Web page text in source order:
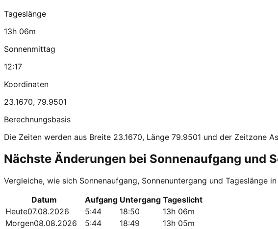
Tageslänge
13h 06m
Sonnenmittag
12:17
Koordinaten
23.1670, 79.9501
Berechnungsbasis
Die Zeiten werden aus Breite 23.1670, Länge 79.9501 und der Zeitzone
Nächste Änderungen bei Sonnenaufgang und
Vergleiche, wie sich Sonnenaufgang, Sonnenuntergang und Tageslänge
Datum
Aufgang Untergang Tageslicht
Heute07.08.2026 5:44 18:50
13h 06m
Morgen08.08.2026 5:44 18:49
13h 05m